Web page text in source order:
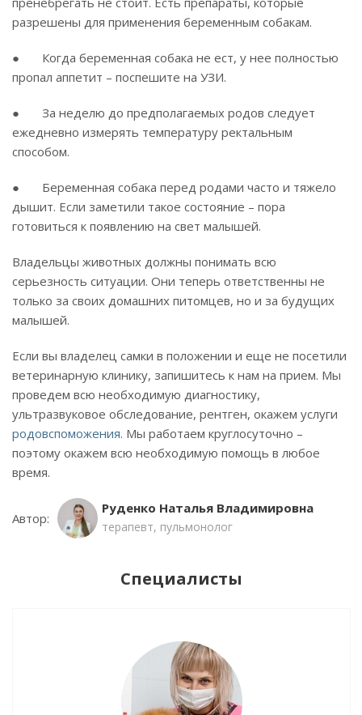
разрешены для применения беременным собакам.
● Когда беременная собака не ест, у нее полностью
пропал аппетит – поспешите на УЗИ.
● За неделю до предполагаемых родов следует
ежедневно измерять температуру ректальным
способом.
● Беременная собака перед родами часто и тяжело
дышит. Если заметили такое состояние – пора
готовиться к появлению на свет малышей.
Владельцы животных должны понимать всю
серьезность ситуации. Они теперь ответственны не
только за своих домашних питомцев, но и за будущих
малышей.
Если вы владелец самки в положении и еще не посетили
ветеринарную клинику, запишитесь к нам на прием. Мы
проведем всю необходимую диагностику,
ультразвуковое обследование, рентген, окажем услуги
родовспоможения. Мы работаем круглосуточно –
поэтому окажем всю необходимую помощь в любое
время.
Автор:
Руденко Наталья Владимировна
терапевт, пульмонолог
Специалисты